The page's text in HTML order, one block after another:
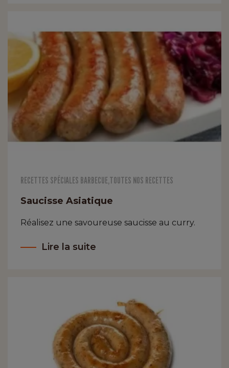
RECETTES SPÉCIALES BARBECUE,TOUTES NOS RECETTES
Saucisse Asiatique
Réalisez une savoureuse saucisse au curry.
Lire la suite